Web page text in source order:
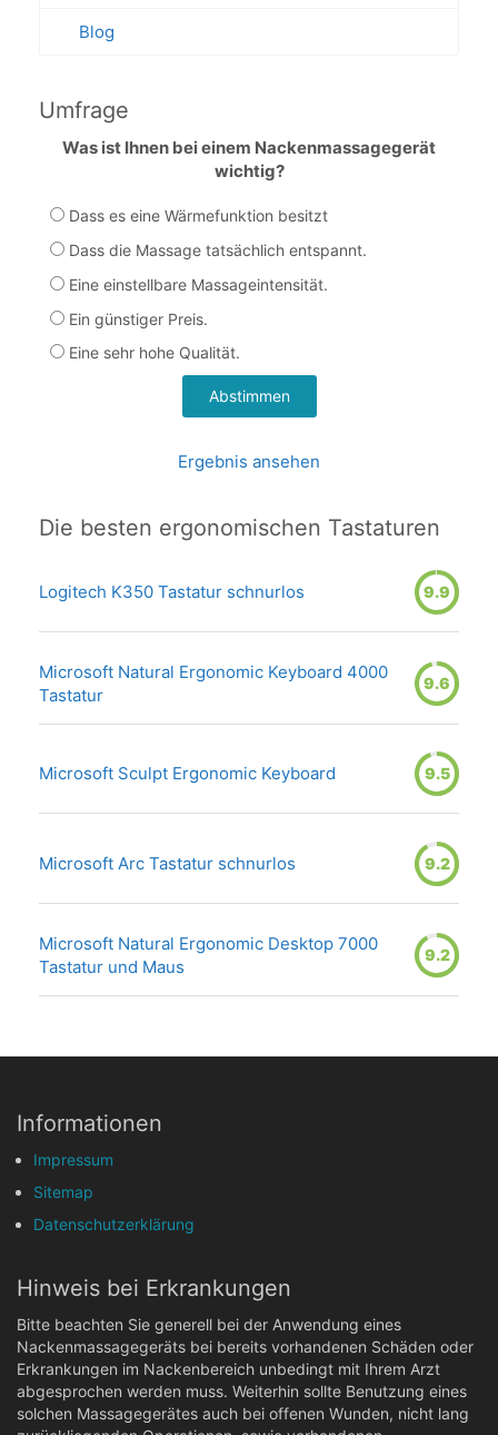
Blog
Umfrage
Was ist Ihnen bei einem Nackenmassagegerät
wichtig?
Dass es eine Wärmefunktion besitzt
Dass die Massage tatsächlich entspannt.
Eine einstellbare Massageintensität.
Ein günstiger Preis.
Eine sehr hohe Qualität.
Ergebnis ansehen
Die besten ergonomischen Tastaturen
Logitech K350 Tastatur schnurlos 9.9
Microsoft Natural Ergonomic Keyboard 4000
Tastatur
9.6
Microsoft Sculpt Ergonomic Keyboard 9.5
Microsoft Arc Tastatur schnurlos 9.2
Microsoft Natural Ergonomic Desktop 7000
Tastatur und Maus
9.2
Informationen
Impressum
Sitemap
Datenschutzerklärung
Hinweis bei Erkrankungen
Bitte beachten Sie generell bei der Anwendung eines
Nackenmassagegeräts bei bereits vorhandenen Schäden oder
Erkrankungen im Nackenbereich unbedingt mit Ihrem Arzt
abgesprochen werden muss. Weiterhin sollte Benutzung eines
solchen Massagegerätes auch bei offenen Wunden, nicht lang